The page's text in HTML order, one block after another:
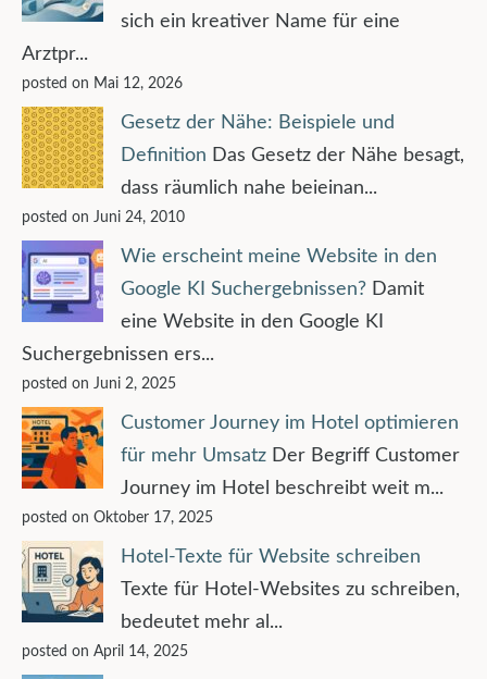
sich ein kreativer Name für eine
Arztpr...
posted on Mai 12, 2026
Gesetz der Nähe: Beispiele und
Definition Das Gesetz der Nähe besagt,
dass räumlich nahe beieinan...
posted on Juni 24, 2010
Wie erscheint meine Website in den
Google KI Suchergebnissen? Damit
eine Website in den Google KI
Suchergebnissen ers...
posted on Juni 2, 2025
Customer Journey im Hotel optimieren
für mehr Umsatz Der Begriff Customer
Journey im Hotel beschreibt weit m...
posted on Oktober 17, 2025
Hotel-Texte für Website schreiben
Texte für Hotel-Websites zu schreiben,
bedeutet mehr al...
posted on April 14, 2025